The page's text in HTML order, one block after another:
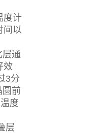
度计
间以
层通
效
3分
前
度
层